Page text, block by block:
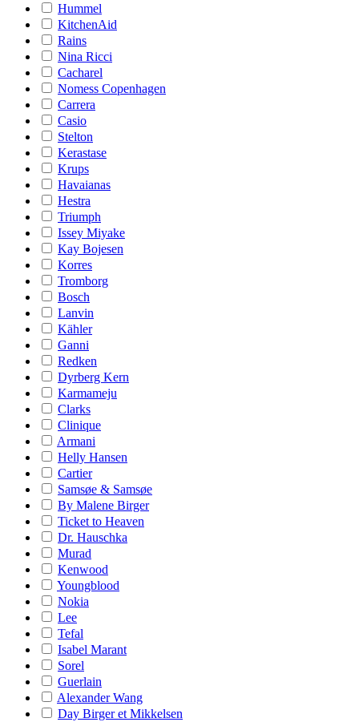
Hummel
KitchenAid
Rains
Nina Ricci
Cacharel
Nomess Copenhagen
Carrera
Casio
Stelton
Kerastase
Krups
Havaianas
Hestra
Triumph
Issey Miyake
Kay Bojesen
Korres
Tromborg
Bosch
Lanvin
Kähler
Ganni
Redken
Dyrberg Kern
Karmameju
Clarks
Clinique
Armani
Helly Hansen
Cartier
Samsøe & Samsøe
By Malene Birger
Ticket to Heaven
Dr. Hauschka
Murad
Kenwood
Youngblood
Nokia
Lee
Tefal
Isabel Marant
Sorel
Guerlain
Alexander Wang
Day Birger et Mikkelsen